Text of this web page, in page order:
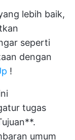
lebih baik,
seperti
dengan
!
tugas
umum